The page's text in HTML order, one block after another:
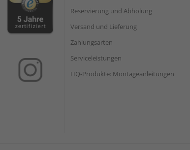
Reservierung und Abholung
Versand und Lieferung
Zahlungsarten
Serviceleistungen
HQ-Produkte: Montageanleitungen